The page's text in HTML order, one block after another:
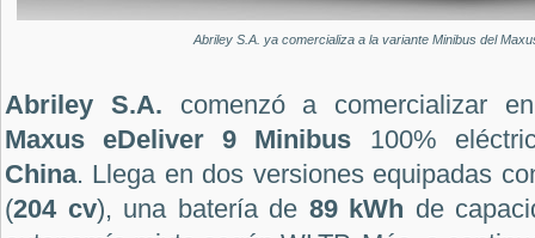
Abriley S.A. ya comercializa a la variante Minibus del
Abriley S.A. comenzó a comercializar
Maxus eDeliver 9 Minibus 100%
China. Llega en dos versiones equipadas
(204 cv), una batería de 89 kWh de